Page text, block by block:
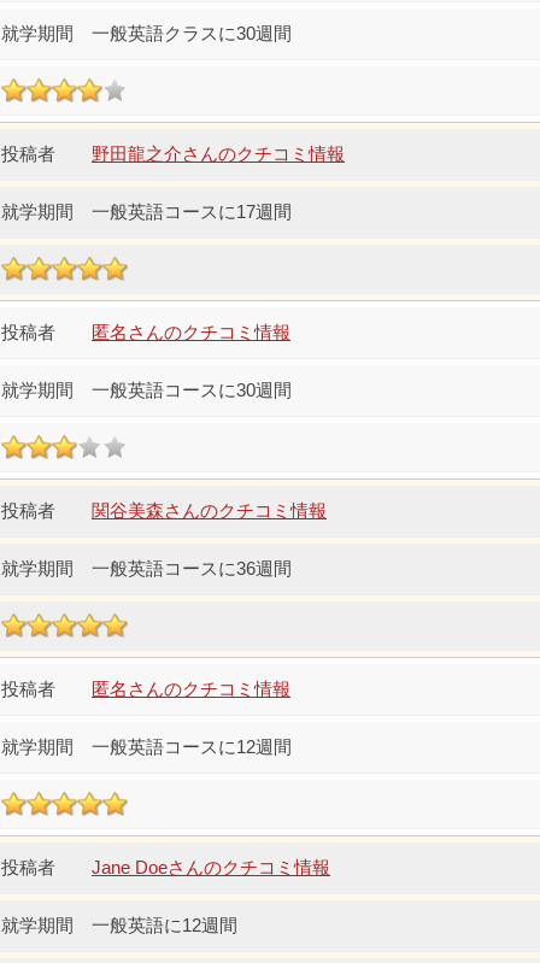
一般英語クラスに30週間
野田龍之介さんのクチコミ情報
一般英語コースに17週間
匿名さんのクチコミ情報
一般英語コースに30週間
関谷美森さんのクチコミ情報
一般英語コースに36週間
匿名さんのクチコミ情報
一般英語コースに12週間
Jane Doeさんのクチコミ情報
一般英語に12週間